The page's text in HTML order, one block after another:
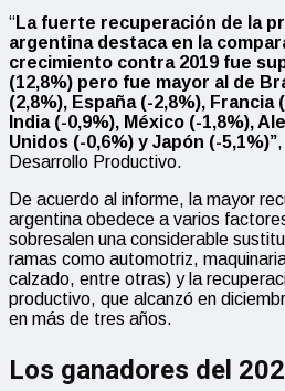
“La fuerte recuperación de la
argentina destaca en la
crecimiento contra 2019 fue
(12,8%) pero fue mayor al de
(2,8%), España (-2,8%), Francia
India (-0,9%), México (-1,8%),
Unidos (-0,6%) y Japón (-5,1%)”
Desarrollo Productivo.
De acuerdo al informe, la mayor
argentina obedece a varios
sobresalen una considerable
ramas como automotriz,
calzado, entre otras) y la
productivo, que alcanzó en
en más de tres años.
Los ganadores del